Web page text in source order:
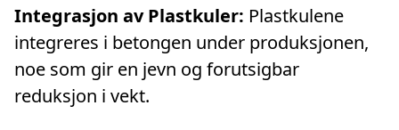
Integrasjon av Plastkuler: Plastkulene
integreres i betongen under produksjonen,
noe som gir en jevn og forutsigbar
reduksjon i vekt.